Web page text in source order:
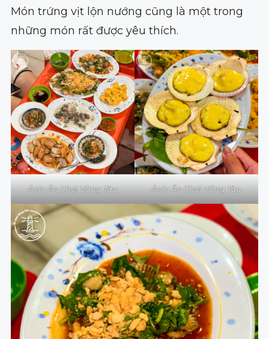
Món trứng vịt lộn nướng cũng là một trong
những món rất được yêu thích.
Ảnh: Ăn Chơi Vũng Tàu Ảnh: Ăn Chơi Vũng Tàu